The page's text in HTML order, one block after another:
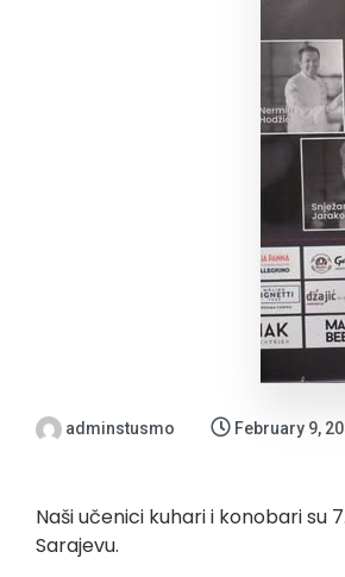
adminstusmo February 9,
Naši učenici kuhari i konobari su
Sarajevu.